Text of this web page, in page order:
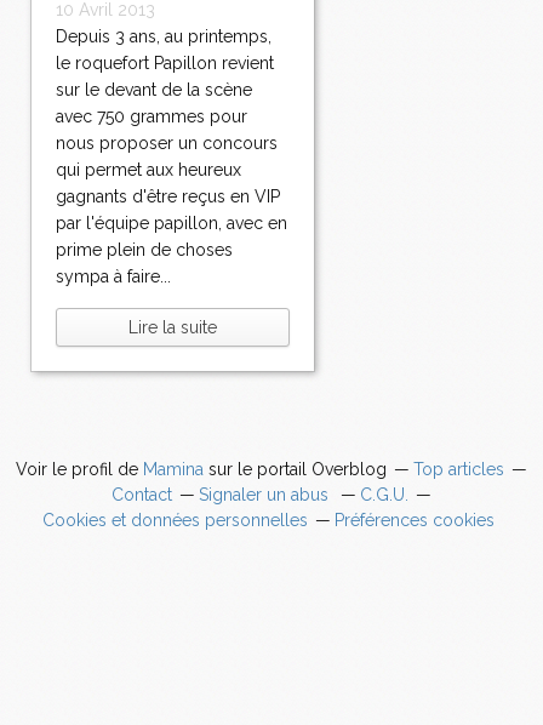
10 Avril 2013
Depuis 3 ans, au printemps,
le roquefort Papillon revient
sur le devant de la scène
avec 750 grammes pour
nous proposer un concours
qui permet aux heureux
gagnants d'être reçus en VIP
par l'équipe papillon, avec en
prime plein de choses
sympa à faire...
Lire la suite
Voir le profil de Mamina sur le portail Overblog
Top articles
Contact
Signaler un abus
C.G.U.
Cookies et données personnelles
Préférences cookies